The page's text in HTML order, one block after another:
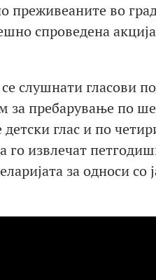
преживеаните во
спроведена
се слушнати
за пребарување по
глас и по
го извлечат
за односи со